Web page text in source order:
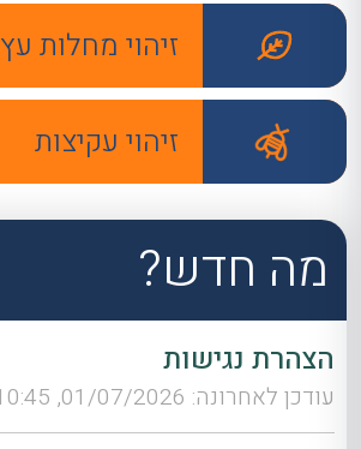
זיהוי מחלות עץ
זיהוי עקיצות
מה חדש?
הצהרת נגישות
עודכן לאחרונה: 01/07/2026, 10:45